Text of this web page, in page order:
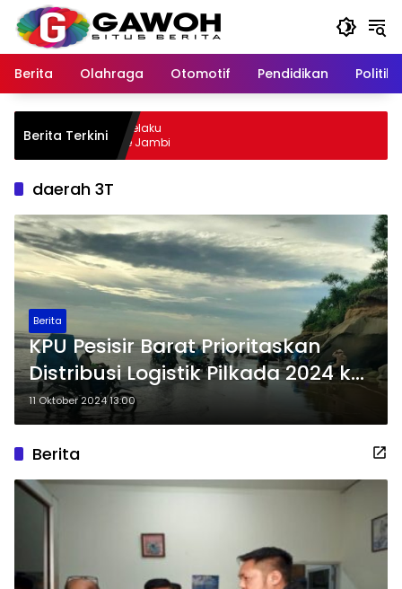
Langsung
konten
Berita
Olahraga Otomotif Pendidikan Politik
Berita Terkini
Kota Tangkap Pelaku
Kabur ke Jambi
daerah 3T
Berita
KPU Pesisir Barat Prioritaskan
Distribusi Logistik Pilkada 2024 ke
Daerah 3T
11 Oktober 2024 13:00
Berita